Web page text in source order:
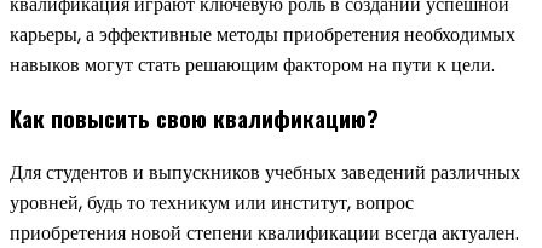
карьеры, а эффективные методы приобретения необходимых
навыков могут стать решающим фактором на пути к цели.
Как повысить свою квалификацию?
Для студентов и выпускников учебных заведений различных
уровней, будь то техникум или институт, вопрос
приобретения новой степени квалификации всегда актуален.